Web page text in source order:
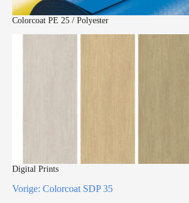
Colorcoat PE 25 / Polyester
Digital Prints
Vorige: Colorcoat SDP 35